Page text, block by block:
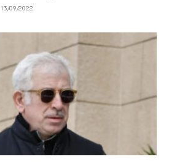
13/09/2022